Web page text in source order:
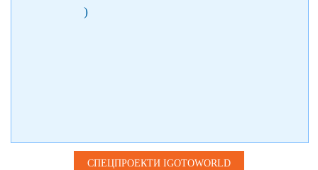
)
СПЕЦПРОЕКТИ IGOTOWORLD